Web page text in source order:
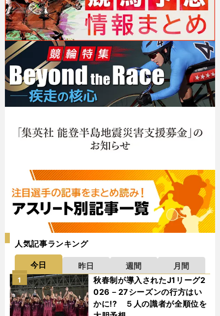
人気記事ランキング
今日 昨日 週間
月間
秋春制が導入されたJ1リーグ2
026－27シーズンの行方はい
かに!? ５人の識者が全順位を
1